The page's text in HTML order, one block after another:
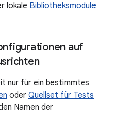
lokale Bibliotheksmodule
auf
nur für ein bestimmtes
oder Quellset für Tests
Namen der